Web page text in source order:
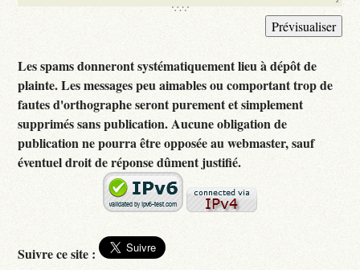
Les spams donneront systématiquement lieu à dépôt de
plainte. Les messages peu aimables ou comportant trop de
fautes d'orthographe seront purement et simplement
supprimés sans publication. Aucune obligation de
publication ne pourra être opposée au webmaster, sauf
éventuel droit de réponse dûment justifié.
Suivre ce site :